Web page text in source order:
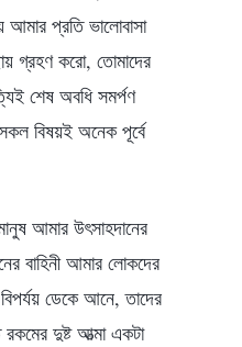
আমার প্রতি ভালোবাসা
গ্রহণ করো, তোমাদের
শেষ অবধি সমর্পণ
বিষয়ই অনেক পূর্বে
আমার উৎসাহদানের
বাহিনী আমার লোকদের
ডেকে আনে, তাদের
দুষ্ট আত্মা একটা